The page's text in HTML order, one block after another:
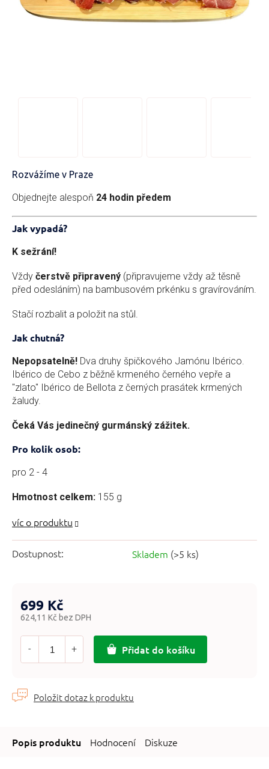
Dostupnost: Skladem (>5 ks)
Rozvážíme v Praze
Objednejte alespoň 24 hodin předem
Jak vypadá?
K sežrání!
Vždy čerstvě připravený (připravujeme vždy až těsně
před odesláním) na bambusovém prkénku s gravírováním.
Stačí rozbalit a položit na stůl.
Jak chutná?
Nepopsatelně! Dva druhy špičkového Jamónu Ibérico.
Ibérico de Cebo z běžně krmeného černého vepře a
"zlato" Ibérico de Bellota z černých prasátek krmených
žaludy.
Čeká Vás jedinečný gurmánský zážitek.
Pro kolik osob:
pro 2 - 4
Hmotnost celkem: 155 g
699 Kč
624,11 Kč bez DPH
Měrná
Přidat do košíku
Hodnocení Diskuze